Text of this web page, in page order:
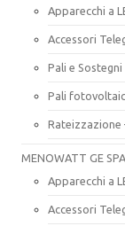
Apparecchi a
Accessori
Pali e Sostegni
Pali
Rateizzazione
MENOWATT GE SPA
Apparecchi a
Accessori